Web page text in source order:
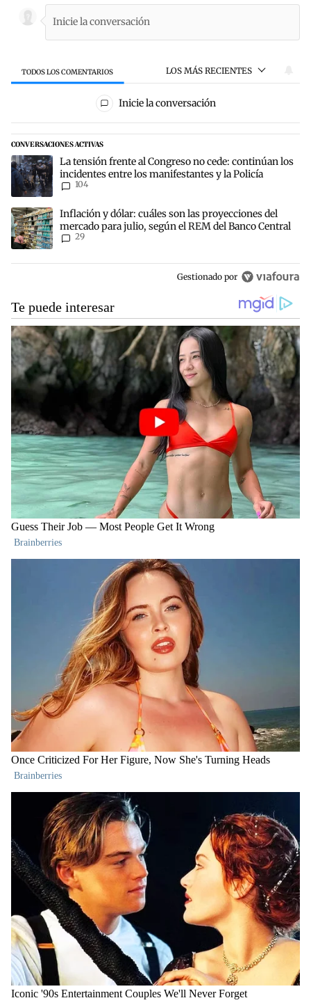
TODOS LOS COMENTARIOS LOS MÁS RECIENTES
Todos los comentarios
Inicie la conversación
CONVERSACIONES ACTIVAS
Este listado muestra los artículos con más comentarios en los
Un artículo de tendencia con el título "La tensión frente al
La tensión frente al Congreso no cede: continúan los
incidentes entre los manifestantes y la Policía
104
Un artículo de tendencia con el título "Inflación y dólar: cuáles
Inflación y dólar: cuáles son las proyecciones del
mercado para julio, según el REM del Banco Central
29
Gestionado por